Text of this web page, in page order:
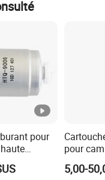
pour
à
pour
essence
5,00-